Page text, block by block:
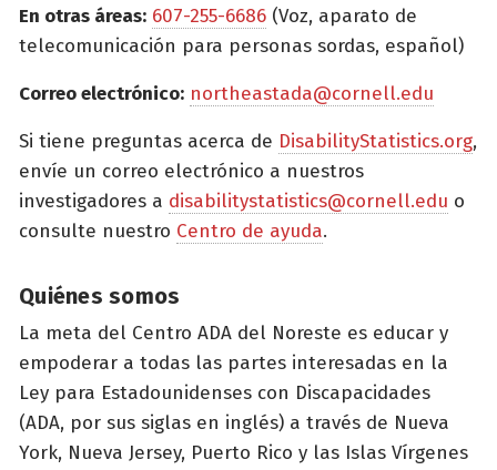
En otras áreas: 607-255-6686 (Voz, aparato de
telecomunicación para personas sordas, español)
Correo electrónico: northeastada@cornell.edu
Si tiene preguntas acerca de DisabilityStatistics.org,
envíe un correo electrónico a nuestros
investigadores a disabilitystatistics@cornell.edu o
consulte nuestro Centro de ayuda.
Quiénes somos
La meta del Centro ADA del Noreste es educar y
empoderar a todas las partes interesadas en la
Ley para Estadounidenses con Discapacidades
(ADA, por sus siglas en inglés) a través de Nueva
York, Nueva Jersey, Puerto Rico y las Islas Vírgenes